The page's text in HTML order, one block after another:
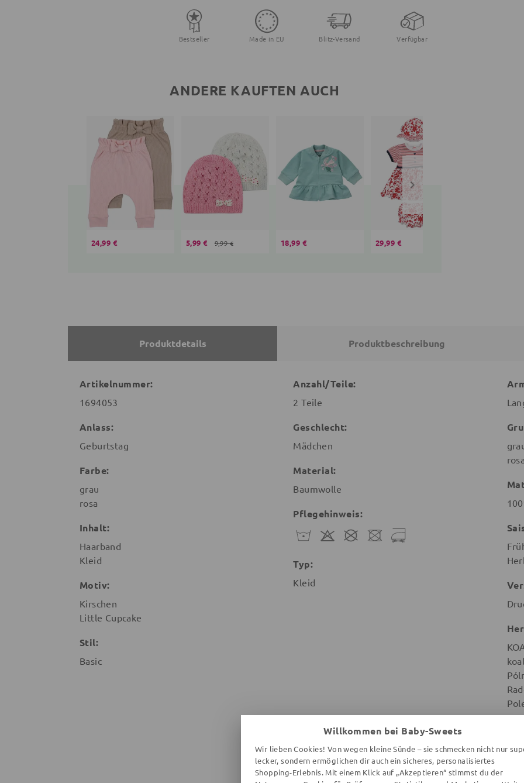
Bestseller Made in EU Blitz-Versand Verfügbar
ANDERE KAUFTEN AUCH
24,99 € 5,99 € 9,99 € 18,99 € 29,99 €
Produktdetails Produktbeschreibung
Artikelnummer:
1694053
Anlass:
Geburtstag
Farbe:
grau
rosa
Inhalt:
Haarband
Kleid
Motiv:
Kirschen
Little Cupcake
Stil:
Basic
Anzahl/Teile:
2 Teile
Geschlecht:
Mädchen
Material:
Baumwolle
Pflegehinweis:
Typ:
Kleid
Willkommen bei Baby-Sweets
Wir lieben Cookies! Von wegen kleine Sünde – sie schmecken nicht nur
lecker, sondern ermöglichen dir auch ein sicheres, personalisiertes
Shopping-Erlebnis. Mit einem Klick auf „Akzeptieren“ stimmst du der